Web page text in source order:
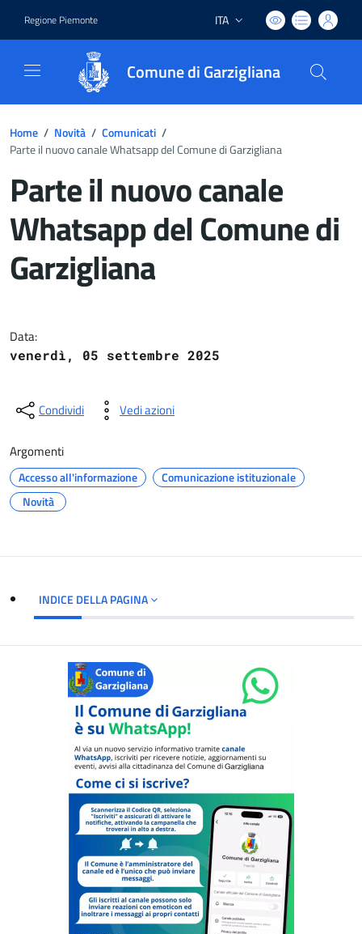
Regione Piemonte Lingua attiva:
ITA
Comune di Garzigliana
Home / Novità / Comunicati /
Parte il nuovo canale Whatsapp del Comune di Garzigliana
Parte il nuovo canale
Whatsapp del Comune di
Garzigliana
Data:
venerdì, 05 settembre 2025
Condividi Vedi azioni
Argomenti
Accesso all'informazione
Comunicazione istituzionale
Novità
INDICE DELLA PAGINA